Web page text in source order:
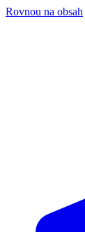
Rovnou na obsah